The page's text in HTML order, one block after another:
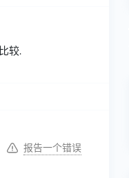
较.
报告一个错误